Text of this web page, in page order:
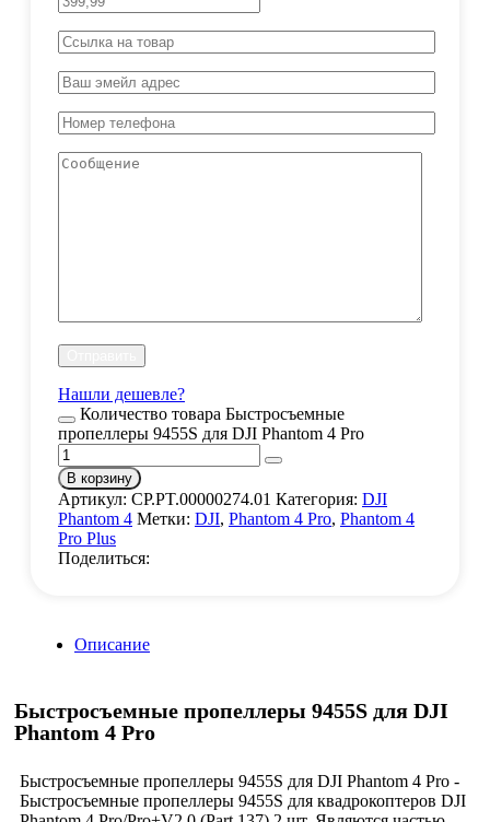
Нашли дешевле?
Количество товара Быстросъемные
пропеллеры 9455S для DJI Phantom 4 Pro
В корзину
Артикул: CP.PT.00000274.01 Категория: DJI
Phantom 4 Метки: DJI, Phantom 4 Pro, Phantom 4
Pro Plus
Поделиться:
Описание
Быстросъемные пропеллеры 9455S для DJI
Phantom 4 Pro
Быстросъемные пропеллеры 9455S для DJI Phantom 4 Pro -
Быстросъемные пропеллеры 9455S для квадрокоптеров DJI